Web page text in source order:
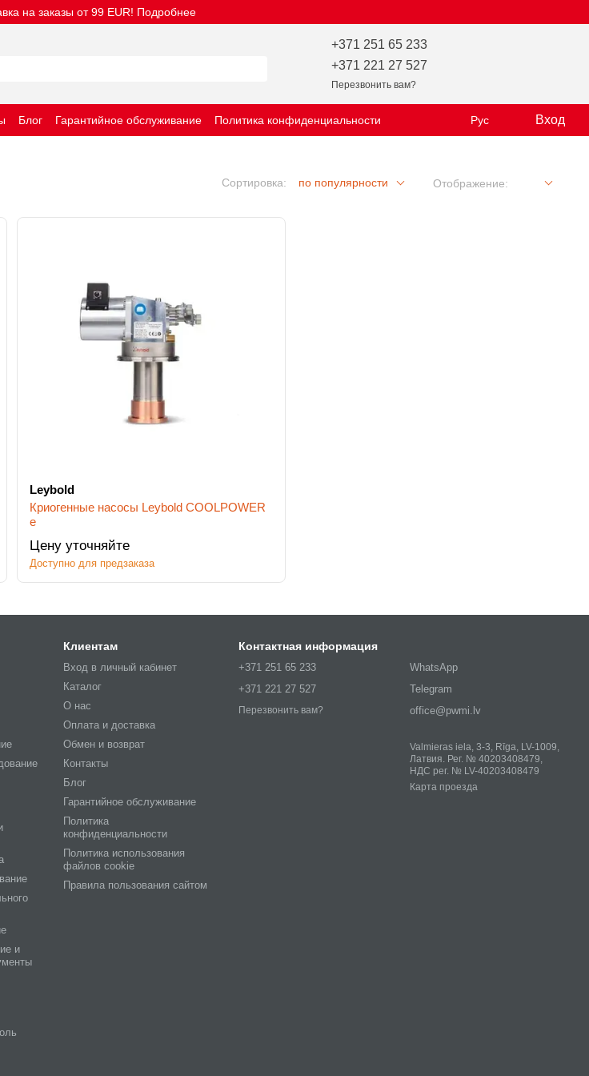
на заказы от 99 EUR! Подробнее
+371 251 65 233
+371 221 27 527
Перезвонить вам?
Блог Гарантийное обслуживание
Политика конфиденциальности
сайтом
Рус Вход
Сортировка: по популярности Отображение:
Leybold
Криогенные насосы Leybold COOLPOWER
e
Цену уточняйте
Доступно для предзаказа
и
Клиентам
Вход в личный кабинет
Каталог
О нас
Оплата и доставка
Обмен и возврат
Контакты
Блог
Гарантийное обслуживание
Политика
конфиденциальности
Политика использования
файлов cookie
Правила пользования сайтом
Контактная информация
+371 251 65 233
+371 221 27 527
Перезвонить вам?
WhatsApp
Telegram
office@pwmi.lv
Valmieras iela, 3-3, Rīga, LV-1009,
Латвия. Рег. № 40203408479,
НДС рег. № LV-40203408479
Карта проезда